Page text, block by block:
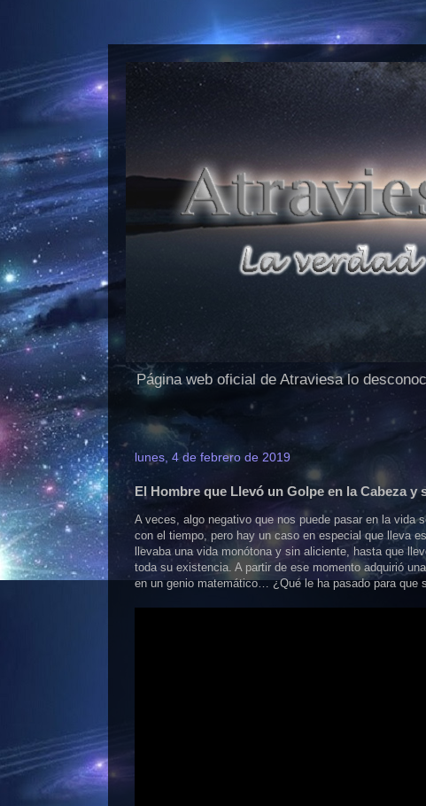
Página web oficial de Atraviesa lo
lunes, 4 de febrero de 2019
El Hombre que Llevó un Golpe en la Cabeza y
A veces, algo negativo que nos puede pasar en la vida
con el tiempo, pero hay un caso en especial que lleva
llevaba una vida monótona y sin aliciente, hasta que
toda su existencia. A partir de ese momento adquirió
en un genio matemático… ¿Qué le ha pasado para que